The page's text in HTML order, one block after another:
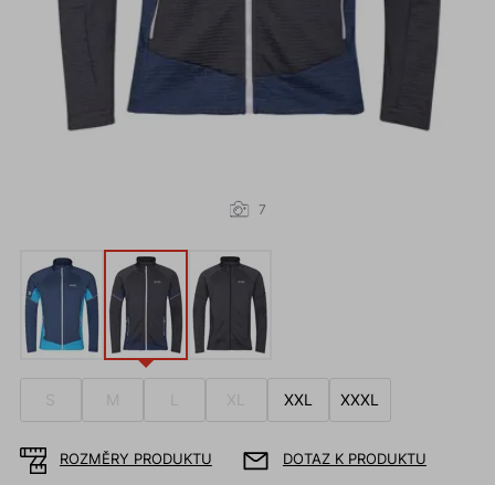
7
S M XL XXL XXXL
ROZMĚRY PRODUKTU DOTAZ K PRODUKTU